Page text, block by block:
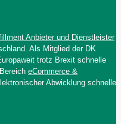
Anbieter und Dienstleister
Als Mitglied der DK
trotz Brexit schnelle
eCommerce &
Abwicklung schnelle